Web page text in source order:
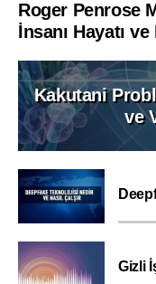
Roger Penrose
İnsanı Hayatı ve
Kakutani
ve
Gizli